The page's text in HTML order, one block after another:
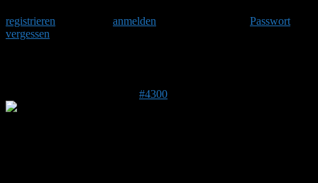
registrieren
anmelden
Passwort
vergessen
#4300